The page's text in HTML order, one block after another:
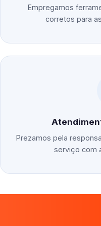
Empregamos
corretos para
Prezamos pela
serviço com